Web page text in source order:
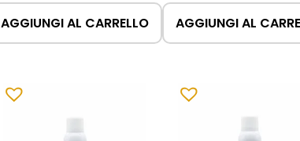
AGGIUNGI AL CARRELLO AGGIUNGI AL